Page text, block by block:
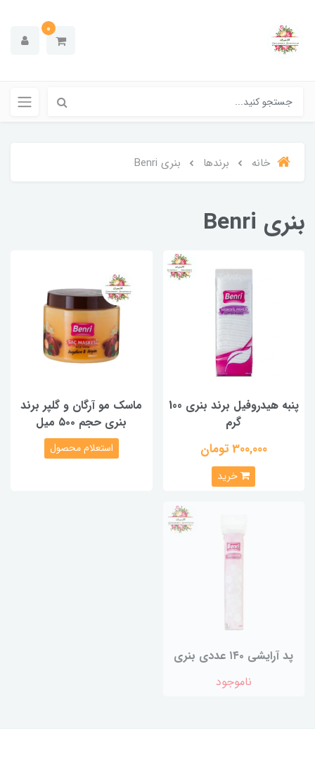
0
خانه برندها بنری Benri
بنری Benri
پنبه هیدروفیل برند بنری 100
گرم
300,000 تومان
خرید
ماسک مو آرگان و گلپر برند
بنری حجم ۵۰۰ میل
استعلام محصول
پد آرایشی ۱۴۰ عددی بنری
ناموجود